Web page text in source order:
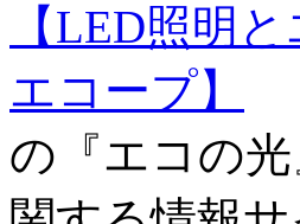
の『エコの